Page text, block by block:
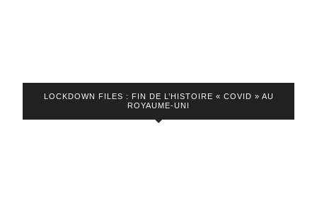
LOCKDOWN FILES : FIN DE L’HISTOIRE « COVID » AU
ROYAUME-UNI